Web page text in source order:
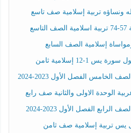
ونساؤه تربية إسلامية صف تاسع
إسلامية الصف السابع
12 إسلامية ثامن
الخامس الفصل الأول 2023-2024
الوحدة الاولى والثانية صف رابع
الفصل الأول 2023-2024
تربية إسلامية صف ثامن